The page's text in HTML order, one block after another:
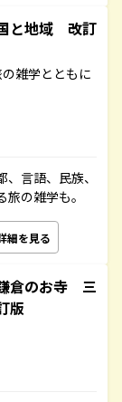
と地域 改訂
雑学とともに
言語、民族、
の雑学も。
細を見る
倉のお寺 三
版